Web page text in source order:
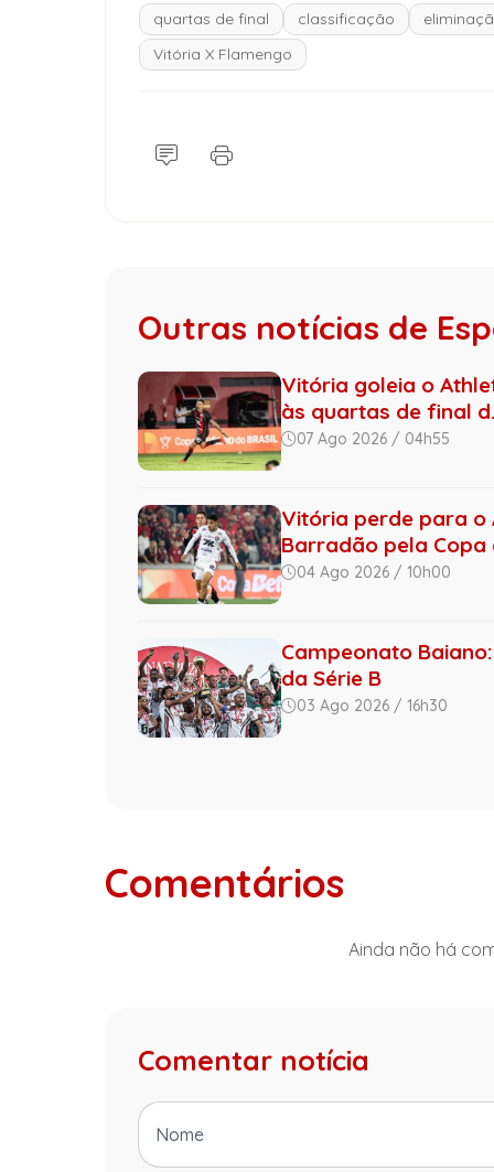
quartas de final
classificação
Vitória X Flamengo
Outras notícias de
Vitória goleia o
às quartas de final
07 Ago 2026 / 04h55
Vitória perde para o
Barradão pela Copa
04 Ago 2026 / 10h00
Campeonato
da Série B
03 Ago 2026 / 16h30
Comentários
Ainda não há
Comentar notícia